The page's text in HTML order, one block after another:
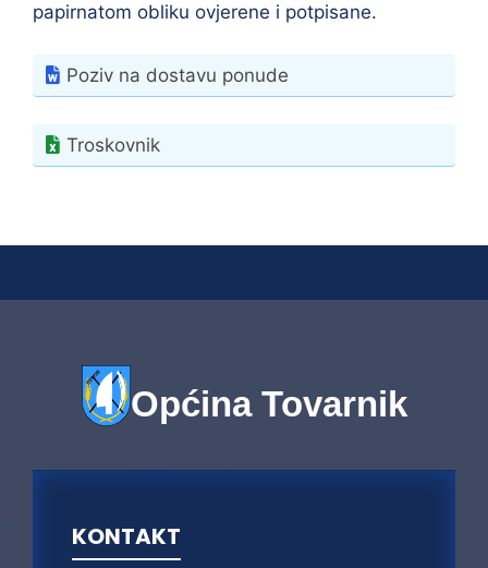
papirnatom obliku ovjerene i potpisane.
Poziv na dostavu ponude
Troskovnik
Općina Tovarnik
KONTAKT